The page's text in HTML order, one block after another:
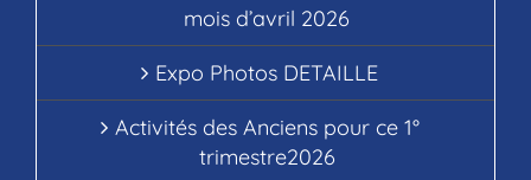
mois d’avril 2026
Expo Photos DETAILLE
Activités des Anciens pour ce 1°
trimestre2026